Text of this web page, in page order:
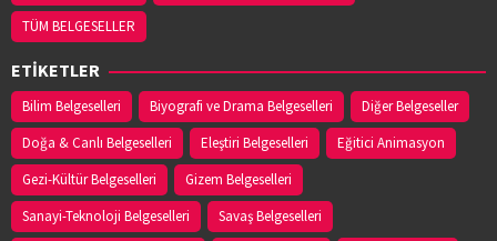
TÜM BELGESELLER
ETİKETLER
Bilim Belgeselleri Biyografi ve Drama Belgeselleri
Diğer Belgeseller
Doğa & Canlı Belgeselleri
Eleştiri Belgeselleri
Eğitici Animasyon
Gezi-Kültür Belgeselleri
Gizem Belgeselleri
Sanayi-Teknoloji Belgeselleri
Savaş Belgeselleri